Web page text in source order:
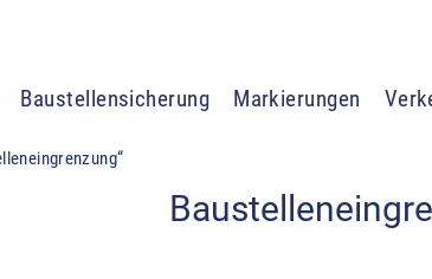
Baustellensicherung Markierungen